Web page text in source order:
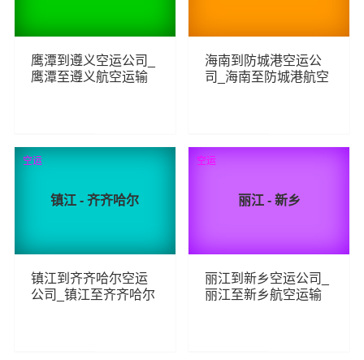
鹰潭到遵义空运公司_
鹰潭至遵义航空运输
114 查看详细
海南到防城港空运公
司_海南至防城港航空
173 查看详细
镇江 - 齐齐哈尔
镇江到齐齐哈尔空运
公司_镇江至齐齐哈尔
空运
丽江 - 新乡
丽江到新乡空运公司_
丽江至新乡航空运输
空运